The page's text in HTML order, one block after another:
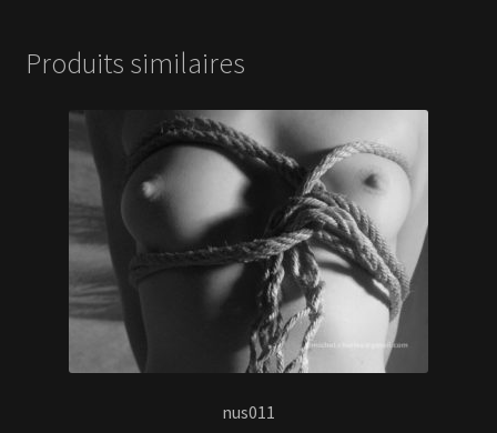
Produits similaires
nus011